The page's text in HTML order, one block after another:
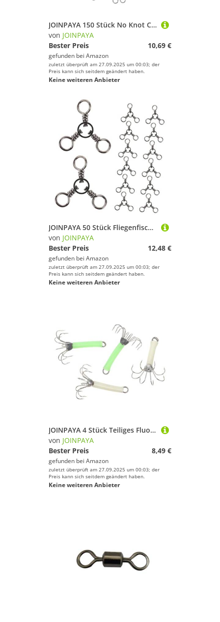
JOINPAYA 150 Stück No Knot Clips Angelzubehör Anschlüsse Fliegenfischen Wirbel Fliegenfischen Zubehör Schnell Angel Anschlüsse Silber
von JOINPAYA
Bester Preis
10,69 €
gefunden bei Amazon
zuletzt überprüft am 27.09.2025 um 00:03; der
Preis kann sich seitdem geändert haben.
Keine weiteren Anbieter
JOINPAYA 50 Stück Fliegenfischer Angelgeräte Köder Anschluss Barrel Angelgeräte Anschlüsse Edelstahl Angelclips Rolling Barrel Wirbel Angelwirbel
von JOINPAYA
Bester Preis
12,48 €
gefunden bei Amazon
zuletzt überprüft am 27.09.2025 um 00:03; der
Preis kann sich seitdem geändert haben.
Keine weiteren Anbieter
JOINPAYA 4 Stück Teiliges Fluoreszierendes Tintenfischköder Langlebige Leuchtende Squid Angelhaken aus Rostfreiem Stahl Korrosionsbeständig Geeignet für Nachtangeln und Süßwasserfische
von JOINPAYA
Bester Preis
8,49 €
gefunden bei Amazon
zuletzt überprüft am 27.09.2025 um 00:03; der
Preis kann sich seitdem geändert haben.
Keine weiteren Anbieter